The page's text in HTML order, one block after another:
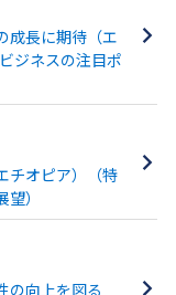
成長に期待（エ
ジネスの注目ポ
チオピア）（特
）
の向上を図る